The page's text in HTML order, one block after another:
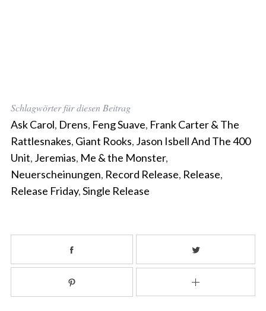
Schlagwörter für diesen Beitrag
Ask Carol, Drens, Feng Suave, Frank Carter & The
Rattlesnakes, Giant Rooks, Jason Isbell And The 400
Unit, Jeremias, Me & the Monster,
Neuerscheinungen, Record Release, Release,
Release Friday,Single Release